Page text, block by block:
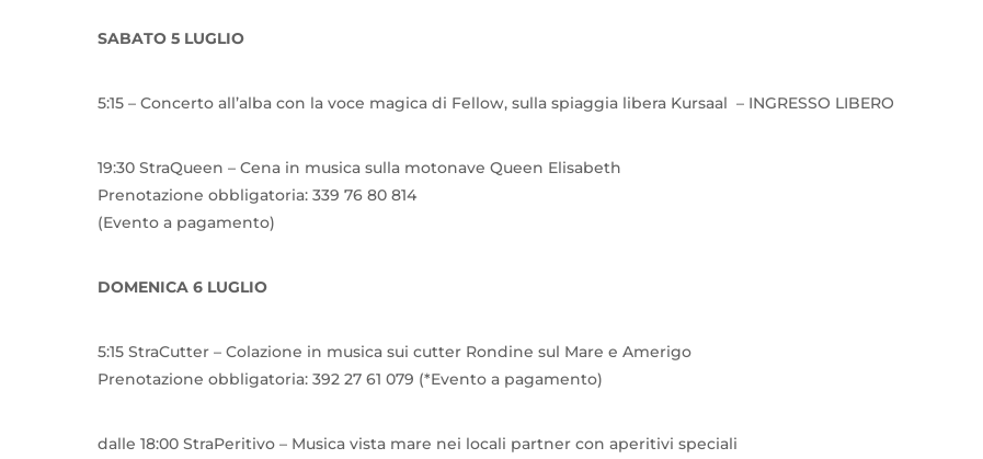
SABATO 5 LUGLIO
5:15 – Concerto all’alba con la voce magica di Fellow, sulla spiaggia libera Kursaal – INGRESSO LIBERO
19:30 StraQueen – Cena in musica sulla motonave Queen Elisabeth
Prenotazione obbligatoria: 339 76 80 814
(Evento a pagamento)
DOMENICA 6 LUGLIO
5:15 StraCutter – Colazione in musica sui cutter Rondine sul Mare e Amerigo
Prenotazione obbligatoria: 392 27 61 079 (*Evento a pagamento)
dalle 18:00 StraPeritivo – Musica vista mare nei locali partner con aperitivi speciali